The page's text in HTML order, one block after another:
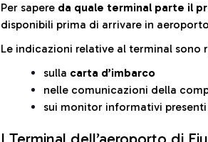
Per sapere da quale terminal parte il
disponibili prima di arrivare in
Le indicazioni relative al terminal sono
sulla carta d’imbarco
nelle comunicazioni della
sui monitor informativi